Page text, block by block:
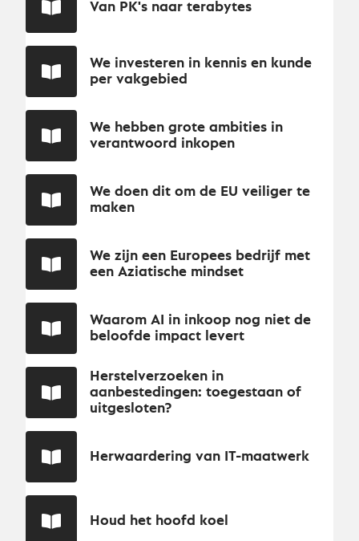
Van PK's naar terabytes
We investeren in kennis en kunde
per vakgebied
We hebben grote ambities in
verantwoord inkopen
We doen dit om de EU veiliger te
maken
We zijn een Europees bedrijf met
een Aziatische mindset
Waarom AI in inkoop nog niet de
beloofde impact levert
Herstelverzoeken in
aanbestedingen: toegestaan of
uitgesloten?
Herwaardering van IT-maatwerk
Houd het hoofd koel